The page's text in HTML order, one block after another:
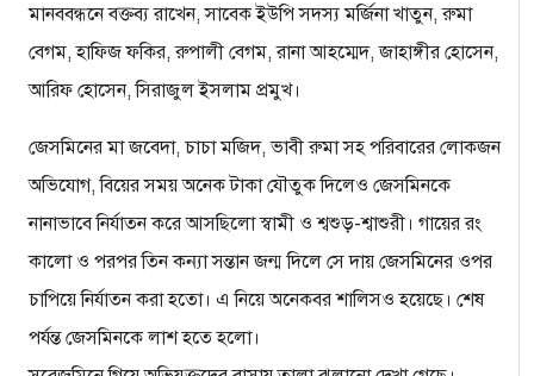
মানববন্ধনে বক্তব্য রাখেন, সাবেক ইউপি সদস্য মর্জিনা খাতুন, রুমা
বেগম, হাফিজ ফকির, রুপালী বেগম, রানা আহম্মেদ, জাহাঙ্গীর হোসেন,
আরিফ হোসেন, সিরাজুল ইসলাম প্রমুখ।
জেসমিনের মা জবেদা, চাচা মজিদ, ভাবী রুমা সহ পরিবারের লোকজন
অভিযোগ, বিয়ের সময় অনেক টাকা যৌতুক দিলেও জেসমিনকে
নানাভাবে নির্যাতন করে আসছিলো স্বামী ও শ্বশুড়-শ্বাশুরী। গায়ের রং
কালো ও পরপর তিন কন্যা সন্তান জন্ম দিলে সে দায় জেসমিনের ওপর
চাপিয়ে নির্যাতন করা হতো। এ নিয়ে অনেকবর শালিসও হয়েছে। শেষ
পর্যন্ত জেসমিনকে লাশ হতে হলো।